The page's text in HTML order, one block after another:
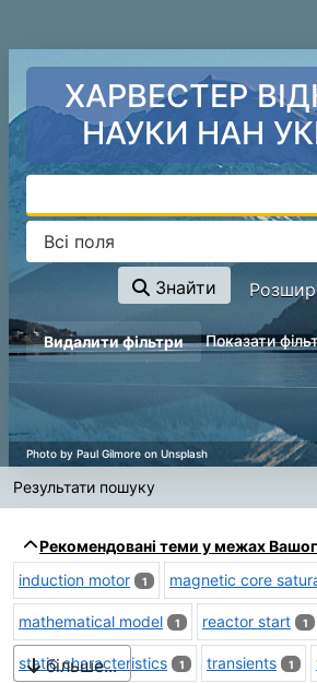
ХАРВЕСТЕР
НАУКИ НАН
Знайти
page_reload_on_deselect_hint
Видалити фільтри Показати
Результати пошуку
Рекомендовані теми у межах
induction motor
1 magnetic core
mathematical model 1 reactor start 1
static characteristics 1 transients 1
більше...